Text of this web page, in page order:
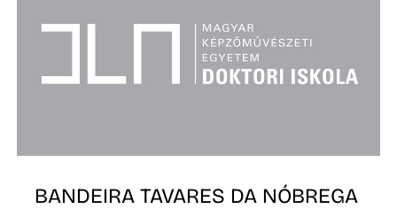
BANDEIRA TAVARES DA NÓBREGA